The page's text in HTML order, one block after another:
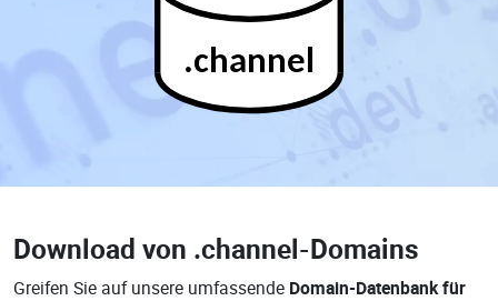
.channel
Download von .channel-Domains
Greifen Sie auf unsere umfassende Domain-Datenbank für